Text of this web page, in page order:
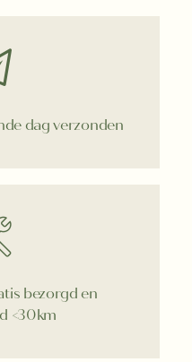
dag verzonden
bezorgd en
<30km